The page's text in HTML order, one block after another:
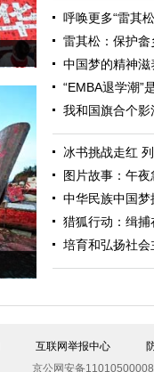
呼唤更多“雷其
雷其松：保护
中国梦的精神
“EMBA退学潮”
我和国旗合个
冰书挑战走红
图片故事：午夜
中华民族中国梦
猎狐行动：缉
培育和弘扬社
互联网举报中心
京公网安备